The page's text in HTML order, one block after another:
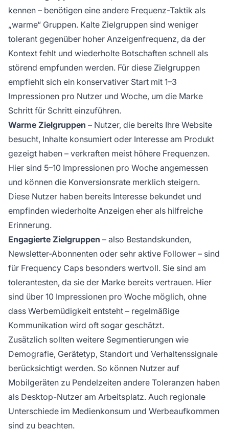
kennen – benötigen eine andere Frequenz-Taktik als
„warme“ Gruppen. Kalte Zielgruppen sind weniger
tolerant gegenüber hoher Anzeigenfrequenz, da der
Kontext fehlt und wiederholte Botschaften schnell als
störend empfunden werden. Für diese Zielgruppen
empfiehlt sich ein konservativer Start mit 1–3
Impressionen pro Nutzer und Woche, um die Marke
Schritt für Schritt einzuführen.
Warme Zielgruppen – Nutzer, die bereits Ihre Website
besucht, Inhalte konsumiert oder Interesse am Produkt
gezeigt haben – verkraften meist höhere Frequenzen.
Hier sind 5–10 Impressionen pro Woche angemessen
und können die Konversionsrate merklich steigern.
Diese Nutzer haben bereits Interesse bekundet und
empfinden wiederholte Anzeigen eher als hilfreiche
Erinnerung.
Engagierte Zielgruppen – also Bestandskunden,
Newsletter-Abonnenten oder sehr aktive Follower – sind
für Frequency Caps besonders wertvoll. Sie sind am
tolerantesten, da sie der Marke bereits vertrauen. Hier
sind über 10 Impressionen pro Woche möglich, ohne
dass Werbemüdigkeit entsteht – regelmäßige
Kommunikation wird oft sogar geschätzt.
Zusätzlich sollten weitere Segmentierungen wie
Demografie, Gerätetyp, Standort und Verhaltenssignale
berücksichtigt werden. So können Nutzer auf
Mobilgeräten zu Pendelzeiten andere Toleranzen haben
als Desktop-Nutzer am Arbeitsplatz. Auch regionale
Unterschiede im Medienkonsum und Werbeaufkommen
sind zu beachten.